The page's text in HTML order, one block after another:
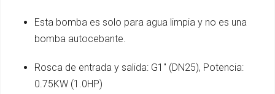
Esta bomba es solo para agua limpia y no es una
bomba autocebante.
Rosca de entrada y salida: G1" (DN25), Potencia:
0.75KW (1.0HP)